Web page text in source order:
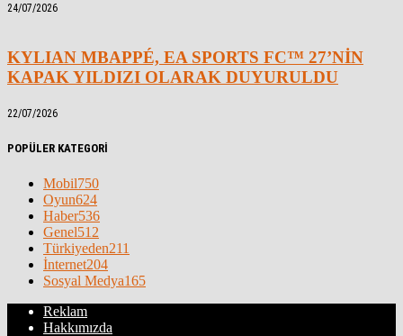
24/07/2026
KYLIAN MBAPPÉ, EA SPORTS FC™ 27’NİN
KAPAK YILDIZI OLARAK DUYURULDU
22/07/2026
POPÜLER KATEGORİ
Mobil750
Oyun624
Haber536
Genel512
Türkiyeden211
İnternet204
Sosyal Medya165
Reklam
Hakkımızda